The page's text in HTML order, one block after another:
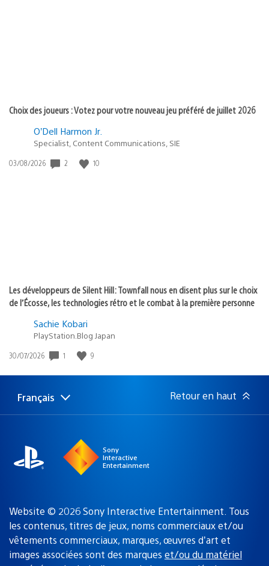
Choix des joueurs : Votez pour votre nouveau jeu préféré de juillet 2026
O’Dell Harmon Jr.
Specialist, Content Communications, SIE
Date
03/08/2026 2 10
Les développeurs de Silent Hill: Townfall nous en disent plus sur le choix
de l’Écosse, les technologies rétro et le combat à la première personne
Sachie Kobari
PlayStation.Blog Japan
Date
publication
30/07/2026 1 9
Choisir
une
Région
actuelle
Français Retour en haut
Sony
Interactive
Entertainment
Website © 2026 Sony Interactive Entertainment. Tous
les contenus, titres de jeux, noms commerciaux et/ou
vêtements commerciaux, marques, œuvres d’art et
images associées sont des marques et/ou du matériel